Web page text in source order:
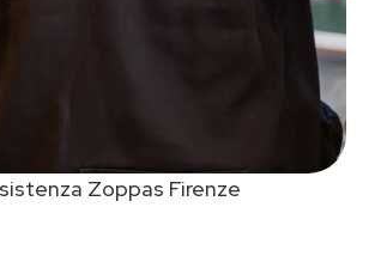
Zoppas Firenze